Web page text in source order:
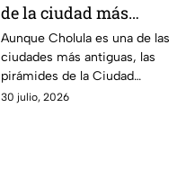
de la ciudad más
antigua de América
Aunque Cholula es una de las
ciudades más antiguas, las
pirámides de la Ciudad
Sagrada en Perú son
30 julio, 2026